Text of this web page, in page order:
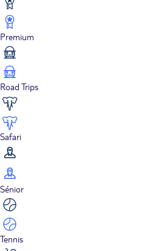
Premium
Road Trips
Safari
Sénior
Tennis